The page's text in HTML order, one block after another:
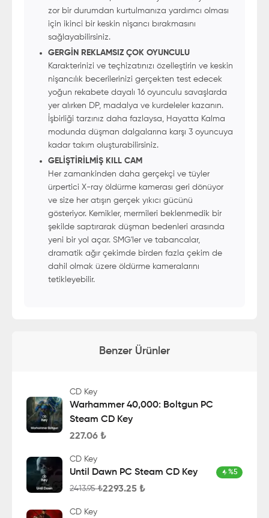
zor bir durumdan kurtulmanıza yardımcı olması
için ikinci bir keskin nişancı bırakmasını
sağlayabilirsiniz.
GERGİN REKLAMSIZ ÇOK OYUNCULU
Karakterinizi ve teçhizatınızı özelleştirin ve keskin
nişancılık becerilerinizi gerçekten test edecek
yoğun rekabete dayalı 16 oyunculu savaşlarda
yer alırken DP, madalya ve kurdeleler kazanın.
İşbirliği tarzınız daha fazlaysa, Hayatta Kalma
modunda düşman dalgalarına karşı 3 oyuncuya
kadar takım oluşturabilirsiniz.
GELİŞTİRİLMİŞ KILL CAM
Her zamankinden daha gerçekçi ve tüyler
ürpertici X-ray öldürme kamerası geri dönüyor
ve size her atışın gerçek yıkıcı gücünü
gösteriyor. Kemikler, mermileri beklenmedik bir
şekilde saptırarak düşman bedenleri arasında
yeni bir yol açar. SMG'ler ve tabancalar,
dramatik ağır çekimde birden fazla çekim de
dahil olmak üzere öldürme kameralarını
tetikleyebilir.
Benzer Ürünler
CD Key
Warhammer 40,000: Boltgun PC
Steam CD Key
227.06 ₺
CD Key
Until Dawn PC Steam CD Key %5
2413.95₺2293.25 ₺
CD Key